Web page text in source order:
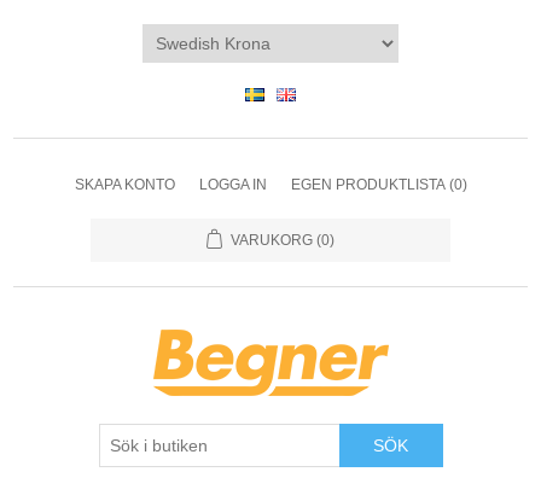
SKAPA KONTO LOGGA IN EGEN PRODUKTLISTA (0)
VARUKORG (0)
SÖK